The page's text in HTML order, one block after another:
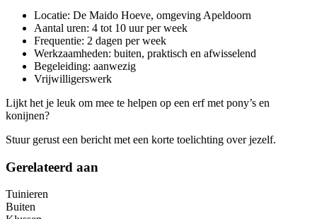
Locatie: De Maido Hoeve, omgeving Apeldoorn
Aantal uren: 4 tot 10 uur per week
Frequentie: 2 dagen per week
Werkzaamheden: buiten, praktisch en afwisselend
Begeleiding: aanwezig
Vrijwilligerswerk
Lijkt het je leuk om mee te helpen op een erf met pony’s en
konijnen?
Stuur gerust een bericht met een korte toelichting over jezelf.
Gerelateerd aan
Tuinieren
Buiten